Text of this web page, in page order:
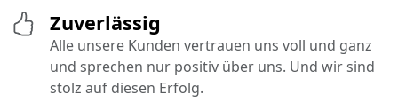
Zuverlässig
Alle unsere Kunden vertrauen uns voll und ganz
und sprechen nur positiv über uns. Und wir sind
stolz auf diesen Erfolg.